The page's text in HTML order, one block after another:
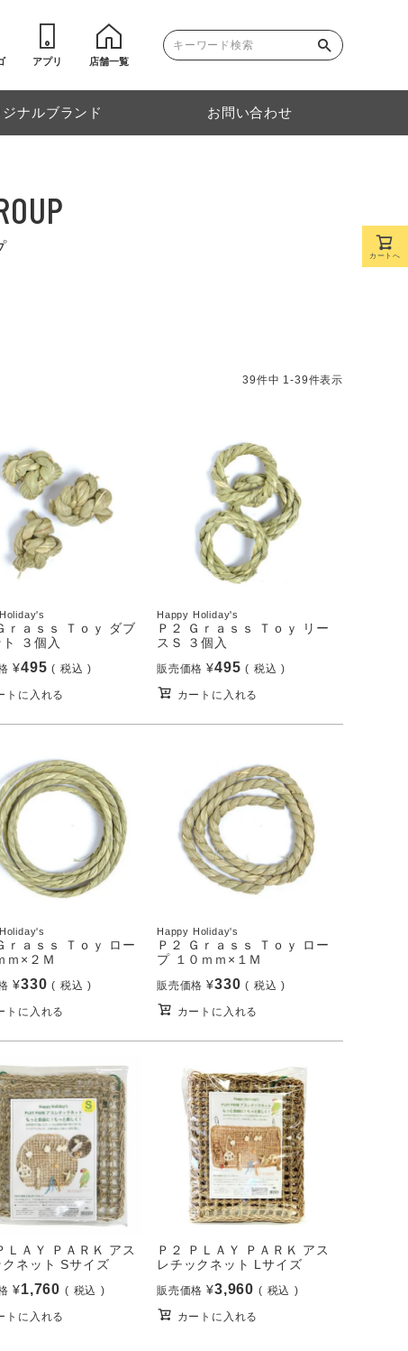
アプリ 店舗一覧
ジナルブランド お問い合わせ
39件中 1-39件表示
ｒａｓｓ Ｔｏｙ ダブ
ト ３個入
¥495 税込
トに入れる
Happy Holiday's
Ｐ２ Ｇｒａｓｓ Ｔｏｙ リー
スＳ ３個入
販売価格 ¥495 税込
カートに入れる
ｒａｓｓ Ｔｏｙ ロー
ｍ×２Ｍ
¥330 税込
トに入れる
Happy Holiday's
Ｐ２ Ｇｒａｓｓ Ｔｏｙ ロー
プ １０ｍｍ×１Ｍ
販売価格 ¥330 税込
カートに入れる
ＬＡＹ ＰＡＲＫ アス
クネット Sサイズ
¥1,760 税込
トに入れる
Ｐ２ ＰＬＡＹ ＰＡＲＫ アス
レチックネット Lサイズ
販売価格 ¥3,960 税込
カートに入れる
カートへ